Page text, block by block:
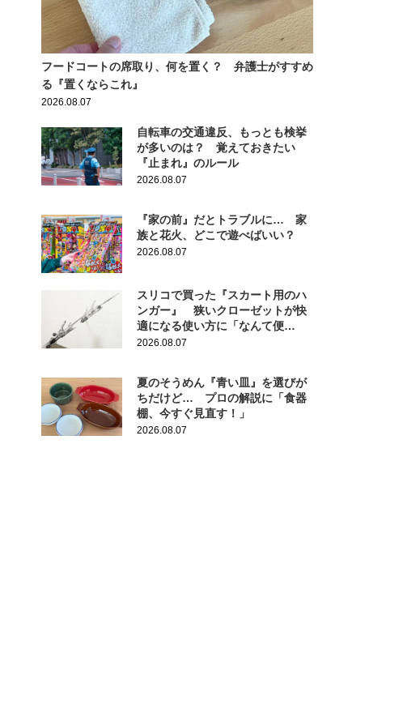
フードコートの席取り、何を置く？ 弁護士がすすめ
る『置くならこれ』
2026.08.07
自転車の交通違反、もっとも検挙
が多いのは？ 覚えておきたい
『止まれ』のルール
2026.08.07
『家の前』だとトラブルに… 家
族と花火、どこで遊べばいい？
2026.08.07
スリコで買った『スカート用のハ
ンガー』 狭いクローゼットが快
適になる使い方に「なんて便
利！」
2026.08.07
夏のそうめん『青い皿』を選びが
ちだけど… プロの解説に「食器
棚、今すぐ見直す！」
2026.08.07